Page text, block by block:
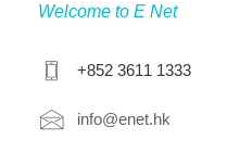
Welcome to E Net
+852 3611 1333
info@enet.hk